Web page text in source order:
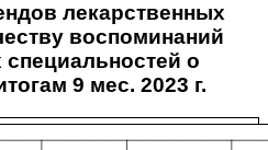
лекарственных
воспоминаний
о
9 мес. 2023 г.